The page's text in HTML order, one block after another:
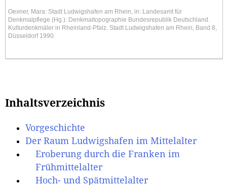
Oexner, Mara: Stadt Ludwigshafen am Rhein, in: Landesamt für
Denkmalpflege (Hg.): Denkmaltopographie Bundesrepublik Deutschland.
Kulturdenkmäler in Rheinland-Pfalz. Stadt Ludwigshafen am Rhein, Band 8,
Düsseldorf 1990.
Inhaltsverzeichnis
Vorgeschichte
Der Raum Ludwigshafen im Mittelalter
Eroberung durch die Franken im
Frühmittelalter
Hoch- und Spätmittelalter